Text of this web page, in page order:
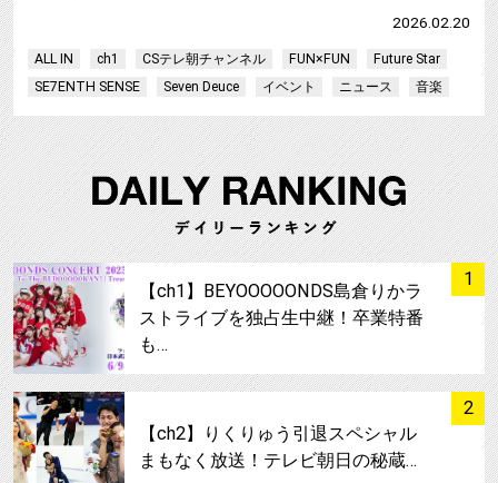
2026.02.20
ALL IN ch1 CSテレ朝チャンネル FUN×FUN
Future Star
SE7ENTH SENSE
Seven Deuce イベント ニュース 音楽
1
サムネイル
【ch1】BEYOOOOONDS島倉りかラ
ストライブを独占生中継！卒業特番
も…
2
サムネイル
【ch2】りくりゅう引退スペシャル
まもなく放送！テレビ朝日の秘蔵…